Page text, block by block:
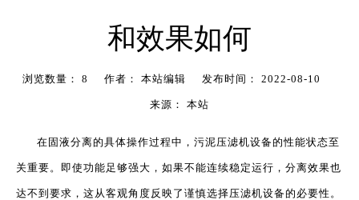
和效果如何
浏览数量： 8 作者： 本站编辑 发布时间： 2022-08-10
来源： 本站
["wechat","weibo","qzone","douban","email"]
在固液分离的具体操作过程中， 污泥压滤机设备的性能状态至
关重要。即使功能足够强大，如果不能连续稳定运行，分离效果也
达不到要求，这从客观角度反映了谨慎选择压滤机设备的必要性。